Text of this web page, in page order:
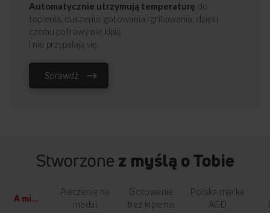
Automatycznie utrzymują temperaturę do
topienia, duszenia, gotowania i grillowania, dzięki
czemu potrawy nie kipią
i nie przypalają się.
Sprawdź
Stworzone z myślą o Tobie
A mi...
Pieczenie na
medal
Gotowanie
bez kipienia
Polska marka
AGD